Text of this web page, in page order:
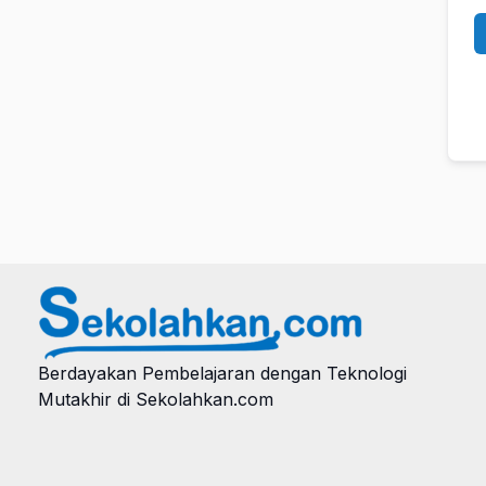
Berdayakan Pembelajaran dengan Teknologi
Mutakhir di Sekolahkan.com